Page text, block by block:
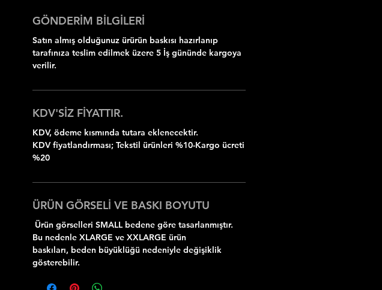
GÖNDERİM BİLGİLERİ
Satın almış olduğunuz ürürün baskısı hazırlanıp
tarafınıza teslim edilmek üzere 5 İş gününde kargoya
verilir.
KDV'SİZ FİYATTIR.
KDV, ödeme kısmında tutara eklenecektir.
KDV fiyatlandırması; Tekstil ürünleri %10-Kargo ücreti
%20
ÜRÜN GÖRSELİ VE BASKI BOYUTU
Ürün görselleri SMALL bedene göre tasarlanmıştır.
Bu nedenle XLARGE ve XXLARGE ürün
baskıları, beden büyüklüğü nedeniyle değişiklik
gösterebilir.